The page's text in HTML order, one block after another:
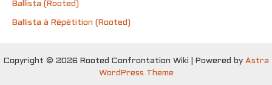
Ballista (Rooted)
Ballista à Répétition (Rooted)
Copyright © 2026 Rooted Confrontation Wiki | Powered by Astra
WordPress Theme